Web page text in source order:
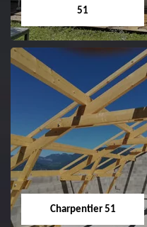
51
Entreprise de
couverture 51
Charpentier 51